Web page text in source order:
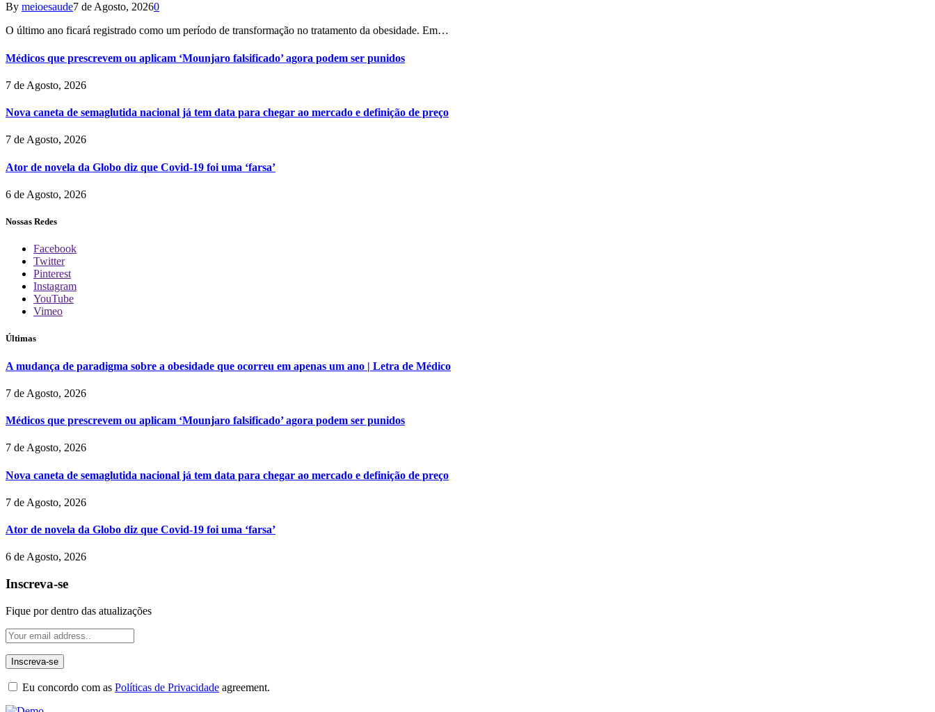
By meioesaude7 de Agosto, 20260
O último ano ficará registrado como um período de transformação no tratamento da obesidade. Em…
Médicos que prescrevem ou aplicam ‘Mounjaro falsificado’ agora podem ser punidos
7 de Agosto, 2026
Nova caneta de semaglutida nacional já tem data para chegar ao mercado e definição de preço
7 de Agosto, 2026
Ator de novela da Globo diz que Covid-19 foi uma ‘farsa’
6 de Agosto, 2026
Nossas Redes
Facebook
Twitter
Pinterest
Instagram
YouTube
Vimeo
Últimas
A mudança de paradigma sobre a obesidade que ocorreu em apenas um ano | Letra de Médico
7 de Agosto, 2026
Médicos que prescrevem ou aplicam ‘Mounjaro falsificado’ agora podem ser punidos
7 de Agosto, 2026
Nova caneta de semaglutida nacional já tem data para chegar ao mercado e definição de preço
7 de Agosto, 2026
Ator de novela da Globo diz que Covid-19 foi uma ‘farsa’
6 de Agosto, 2026
Inscreva-se
Fique por dentro das atualizações
Eu concordo com as Políticas de Privacidade agreement.